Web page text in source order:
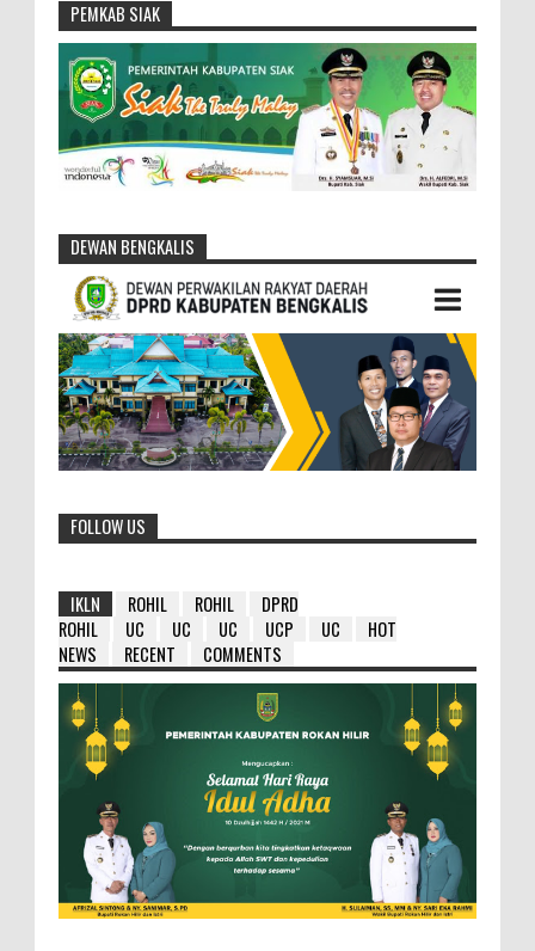
PEMKAB SIAK
DEWAN BENGKALIS
FOLLOW US
IKLN ROHIL ROHIL
DPRD
ROHIL
UC UC UC UCP UC
HOT
NEWS
RECENT COMMENTS